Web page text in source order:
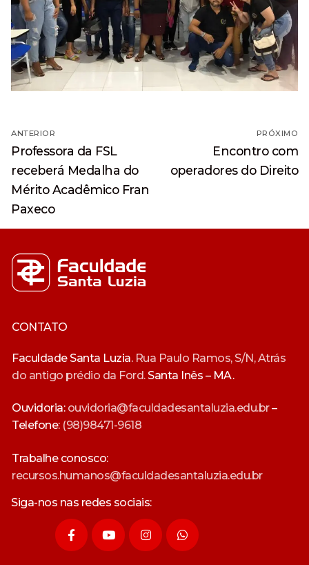
Navegação
de
Post
ANTERIOR
Post
anterior:
Professora da FSL
receberá Medalha do
Mérito Acadêmico Fran
Paxeco
PRÓXIMO
Próximo
post:
Encontro com
operadores do Direito
CONTATO
Faculdade Santa Luzia. Rua Paulo Ramos, S/N, Atrás
do antigo prédio da Ford.Santa Inês – MA.
Ouvidoria: ouvidoria@faculdadesantaluzia.edu.br–
Telefone: (98)98471-9618
Trabalhe conosco:
recursos.humanos@faculdadesantaluzia.edu.br
Siga-nos nas redes sociais: